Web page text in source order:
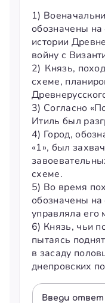
1)
обозначены
истории
войну с
2) Князь,
схеме,
3) Согласно
Итиль был
4) Город,
«1», был
схеме.
5) Во время
обозначены на
управляла его
6) Князь, чьи
пытаясь
в засаду
днепровских
Введи ответ